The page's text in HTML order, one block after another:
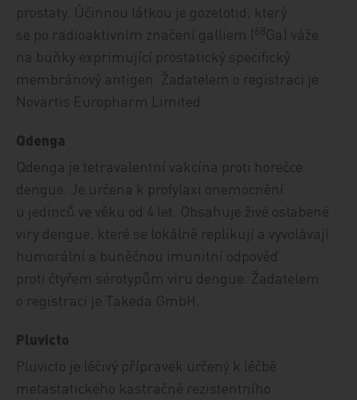
prostaty. Účinnou látkou je gozetotid, který
se po radioaktivním značení galliem (68Ga) váže
na buňky exprimující prostatický specifický
membránový antigen. Žadatelem o registraci je
Novartis Europharm Limited.
Qdenga
Qdenga je tetravalentní vakcína proti horečce
dengue. Je určena k profylaxi onemocnění
u jedinců ve věku od 4 let. Obsahuje živé oslabené
viry dengue, které se lokálně replikují a vyvolávají
humorální a buněčnou imunitní odpověď
proti čtyřem sérotypům viru dengue. Žadatelem
o registraci je Takeda GmbH.
Pluvicto
Pluvicto je léčivý přípravek určený k léčbě
metastatického kastračně rezistentního